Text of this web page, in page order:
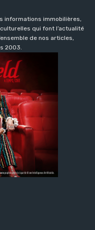
informations immobilières,
qui font l’actualité
de nos articles,
2003.